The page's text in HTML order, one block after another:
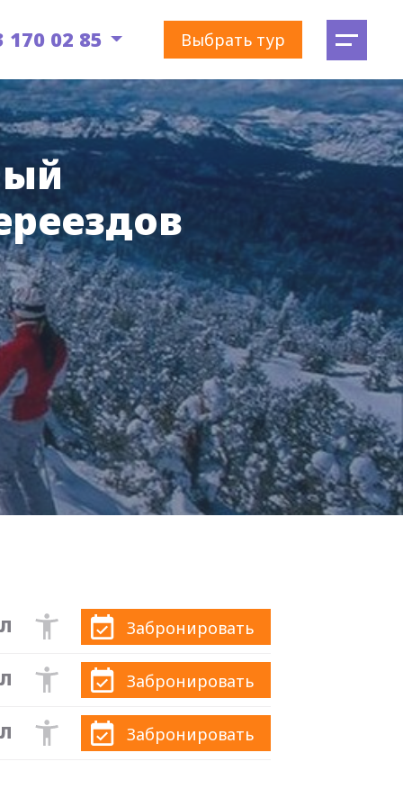
170 02 85 Выбрать тур
Забронировать
Забронировать
Забронировать